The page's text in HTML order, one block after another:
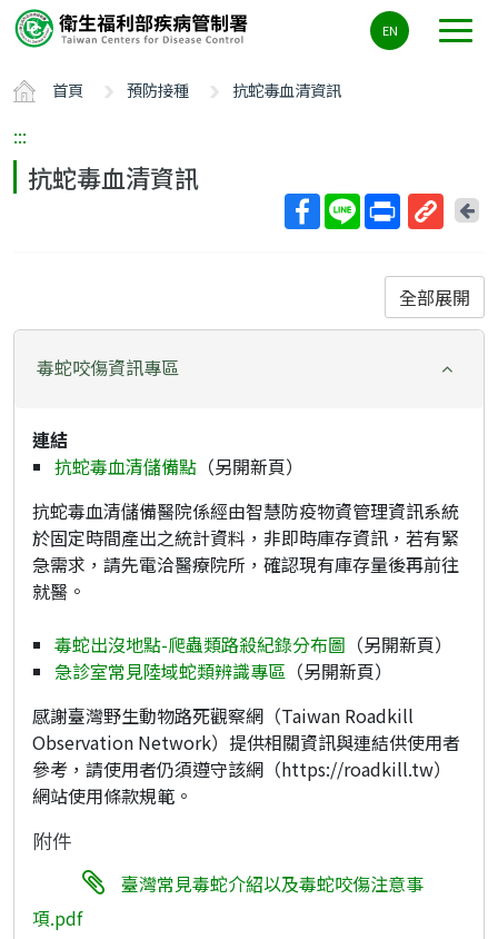
要
容
ALT+C
EN
首頁 預防接種 抗蛇毒血清資訊
:::
抗蛇毒血清資訊
短
網
回
全部展開
毒蛇咬傷資訊專區
連結
抗蛇毒血清儲備點 （另開新頁）
抗蛇毒血清儲備醫院係經由智慧防疫物資管理資訊系統
於固定時間產出之統計資料，非即時庫存資訊，若有緊
急需求，請先電洽醫療院所，確認現有庫存量後再前往
就醫。
毒蛇出沒地點-爬蟲類路殺紀錄分布圖 （另開新頁）
急診室常見陸域蛇類辨識專區 （另開新頁）
感謝臺灣野生動物路死觀察網（Taiwan Roadkill
Observation Network）提供相關資訊與連結供使用者
參考，請使用者仍須遵守該網（https://roadkill.tw）
網站使用條款規範。
附件
臺灣常見毒蛇介紹以及毒蛇咬傷注意事
項.pdf